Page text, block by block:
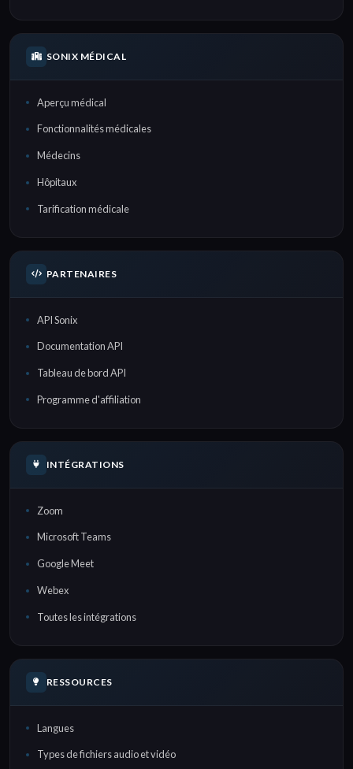
SONIX MÉDICAL
Aperçu médical
Fonctionnalités médicales
Médecins
Hôpitaux
Tarification médicale
PARTENAIRES
API Sonix
Documentation API
Tableau de bord API
Programme d'affiliation
INTÉGRATIONS
Zoom
Microsoft Teams
Google Meet
Webex
Toutes les intégrations
RESSOURCES
Langues
Types de fichiers audio et vidéo